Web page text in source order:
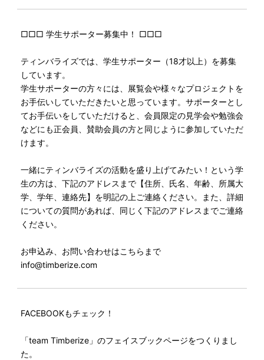
□□□ 学生サポーター募集中！ □□□
ティンバライズでは、学生サポーター（18才以上）を募集
しています。
学生サポーターの方々には、展覧会や様々なプロジェクトを
お手伝いしていただきたいと思っています。サポーターとし
てお手伝いをしていただけると、会員限定の見学会や勉強会
などにも正会員、賛助会員の方と同じように参加していただ
けます。
一緒にティンバライズの活動を盛り上げてみたい！という学
生の方は、下記のアドレスまで【住所、氏名、年齢、所属大
学、学年、連絡先】を明記の上ご連絡ください。また、詳細
についての質問があれば、同じく下記のアドレスまでご連絡
ください。
お申込み、お問い合わせはこちらまで
info@timberize.com
FACEBOOKもチェック！
「team Timberize」のフェイスブックページをつくりまし
た。